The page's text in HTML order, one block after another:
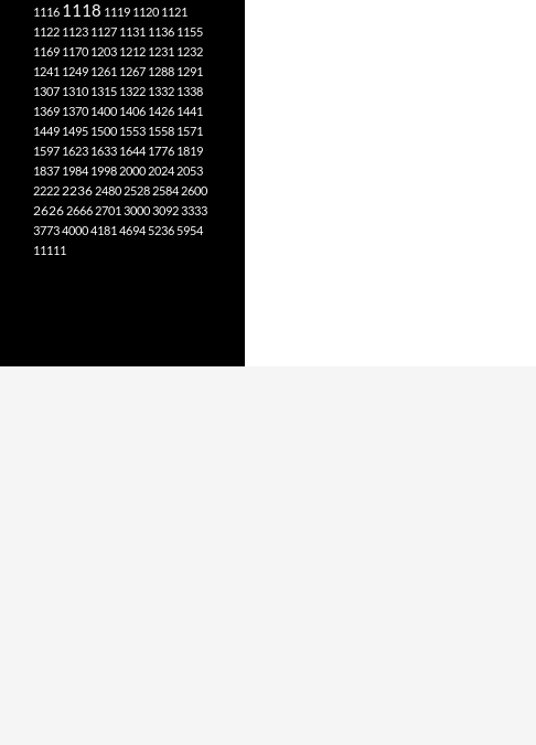
1116 1118 1119 1120 1121
1122 1123 1127 1131 1136 1155
1169 1170 1203 1212 1231 1232
1241 1249 1261 1267 1288 1291
1307 1310 1315 1322 1332 1338
1369 1370 1400 1406 1426 1441
1449 1495 1500 1553 1558 1571
1597 1623 1633 1644 1776 1819
1837 1984 1998 2000 2024 2053
2222 2236 2480 2528 2584 2600
2626 2666 2701 300030923333
377340004181 4694 5236 5954
11111